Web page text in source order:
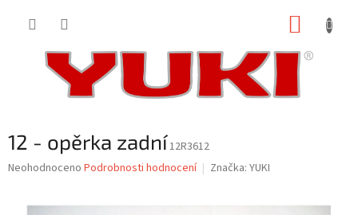
12 - opěrka zadní12R3612
Průměrné
Neohodnoceno Podrobnosti hodnocení Značka: YUKI